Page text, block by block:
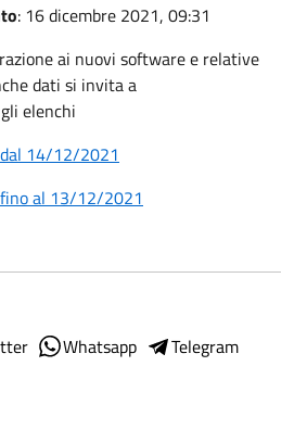
: 16 dicembre 2021, 09:31
ai nuovi software e relative
dati si invita a
elenchi
14/12/2021
al 13/12/2021
Whatsapp
Telegram